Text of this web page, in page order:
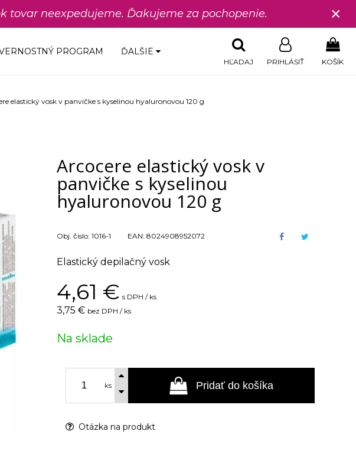
tovar neexpedujeme. Ďakujeme za pochopenie. ×
PROGRAM ĎALŠIE
KOŠÍK
PRIHLÁSIŤ
HĽADAJ
elastický vosk v panvičke s kyselinou hyaluronovou 120 g
Arcocere elastický vosk v
panvičke s kyselinou
hyaluronovou 120 g
Obj. čislo: 1016-1 EAN: 8024908952072
Elastický depilačný vosk
4,61 € s DPH / ks
3,75 € bez DPH / ks
Na sklade
ks Pridať do košíka
Otázka na produkt